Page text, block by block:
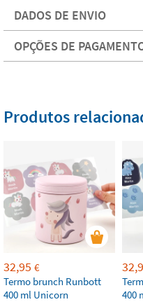
DADOS DE ENVIO
OPÇÕES DE
Produtos
32,95 €
Termo brunch Runbott
400 ml Unicorn
400